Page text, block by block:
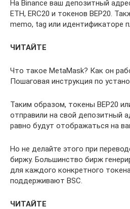
На Binance ваш депозитный
ETH, ERC20 и токенов BEP20.
memo, tag или идентификаторе
ЧИТАЙТЕ
Что такое MetaMask? Как он
Пошаговая инструкция по
Таким образом, токены BEP20
отправили на свой депозитный
равно будут отображаться на
Но не делайте этого при
биржу. Большинство бирж
для каждого конкретного
поддерживают BSC.
ЧИТАЙТЕ